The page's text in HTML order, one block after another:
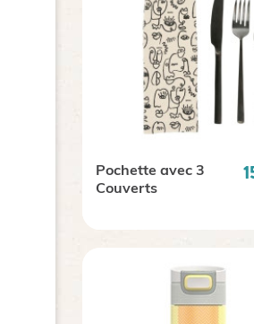
Pochette avec 3
Couverts